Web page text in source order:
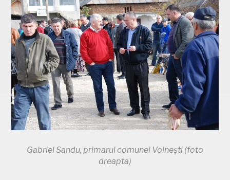
Gabriel Sandu, primarul comunei Voinești (foto
dreapta)